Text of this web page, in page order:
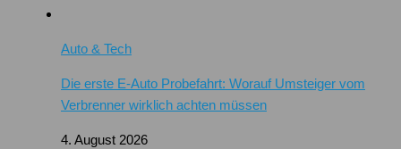
Auto & Tech
Die erste E-Auto Probefahrt: Worauf Umsteiger vom
Verbrenner wirklich achten müssen
4. August 2026